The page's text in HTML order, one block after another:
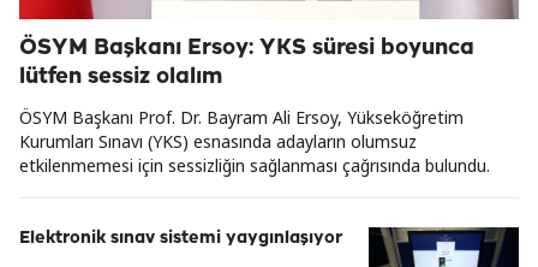
ÖSYM Başkanı Ersoy: YKS süresi boyunca
lütfen sessiz olalım
ÖSYM Başkanı Prof. Dr. Bayram Ali Ersoy, Yükseköğretim
Kurumları Sınavı (YKS) esnasında adayların olumsuz
etkilenmemesi için sessizliğin sağlanması çağrısında bulundu.
Elektronik sınav sistemi yaygınlaşıyor